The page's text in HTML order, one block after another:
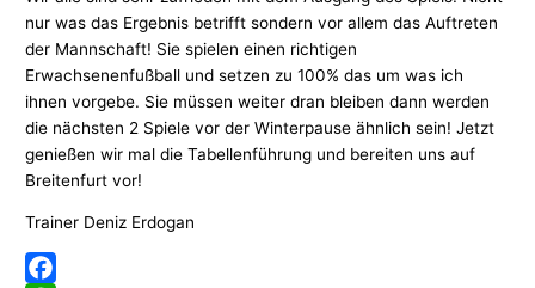
nur was das Ergebnis betrifft sondern vor allem das Auftreten
der Mannschaft! Sie spielen einen richtigen
Erwachsenenfußball und setzen zu 100% das um was ich
ihnen vorgebe. Sie müssen weiter dran bleiben dann werden
die nächsten 2 Spiele vor der Winterpause ähnlich sein! Jetzt
genießen wir mal die Tabellenführung und bereiten uns auf
Breitenfurt vor!
Trainer Deniz Erdogan